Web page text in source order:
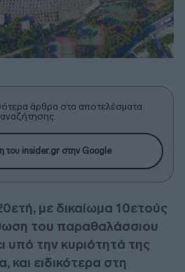
άρθρα στα αποτελέσματα
αναζήτησης.
του insider.gr στην Google
με δικαίωμα 10ετούς
του παραθαλάσσιου
υπό την κυριότητά της
και ειδικότερα στη